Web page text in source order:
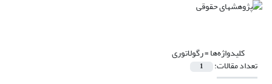
کلیدواژه‌ها =رگولاتوری
تعداد مقالات: 1